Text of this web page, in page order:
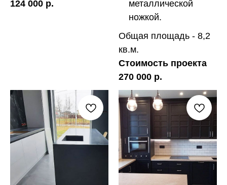
124 000 р.
металлической
ножкой.
Общая площадь - 8,2
кв.м.
Стоимость проекта
270 000 р.